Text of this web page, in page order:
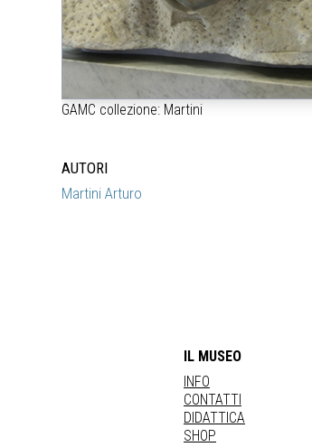
PALAZZO DELLE MUSE
GAMC collezione: Martini
AUTORI
Martini Arturo
IL MUSEO
INFO
CONTATTI
DIDATTICA
SHOP